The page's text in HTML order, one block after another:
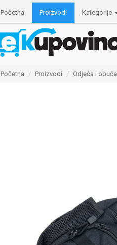
info@ekupovina.com
Početna Proizvodi Kategorije
Početna Proizvodi Odjeća i obuća